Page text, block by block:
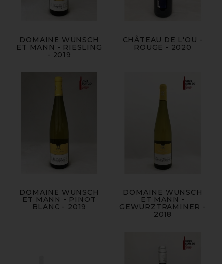
DOMAINE WUNSCH
ET MANN - RIESLING
- 2019
CHÂTEAU DE L'OU -
ROUGE - 2020
DOMAINE WUNSCH
ET MANN - PINOT
BLANC - 2019
DOMAINE WUNSCH
ET MANN -
GEWURZTRAMINER -
2018